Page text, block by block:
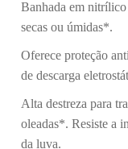
Banhada em
secas ou úmidas*.
Oferece proteção
de descarga
Alta destreza para
oleadas*. Resiste a
da luva.